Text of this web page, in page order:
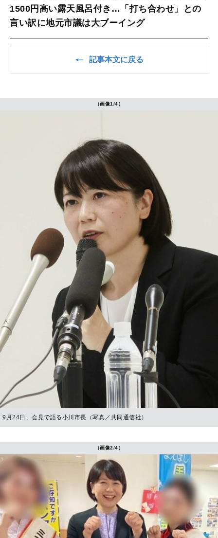
1500円高い露天風呂付き…「打ち合わせ」との
言い訳に地元市議は大ブーイング
記事本文に戻る
（画像1/4）
9月24日、会見で語る小川市長（写真／共同通信社）
（画像2/4）